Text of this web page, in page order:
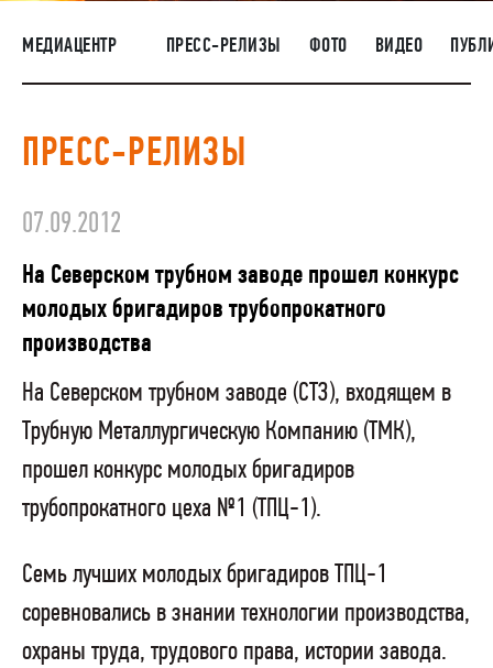
НАШИ ЛЮДИ
ОКРУЖАЮЩАЯ СРЕДА
ЗАКУПКИ
МЕДИАЦЕНТР ПРЕСС-РЕЛИЗЫ ФОТО ВИДЕО
ПРЕСС-РЕЛИЗЫ
07.09.2012
На Северском трубном заводе прошел конкурс
молодых бригадиров трубопрокатного
производства
На Северском трубном заводе (СТЗ), входящем в
Трубную Металлургическую Компанию (ТМК),
прошел конкурс молодых бригадиров
трубопрокатного цеха №1 (ТПЦ-1).
Семь лучших молодых бригадиров ТПЦ-1
соревновались в знании технологии производства,
охраны труда, трудового права, истории завода.